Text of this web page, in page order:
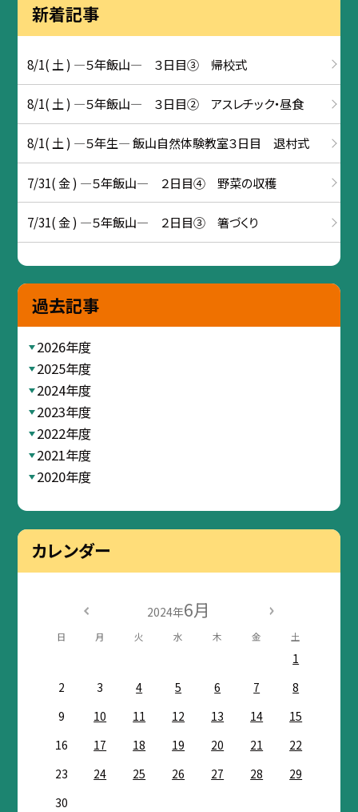
新着記事
8/1( 土 ) ―５年飯山― ３日目③ 帰校式
8/1( 土 ) ―５年飯山― ３日目② アスレチック・昼食
8/1( 土 ) ―５年生― 飯山自然体験教室３日目 退村式
7/31( 金 ) ―５年飯山― ２日目④ 野菜の収穫
7/31( 金 ) ―５年飯山― ２日目③ 箸づくり
過去記事
2026年度
2025年度
2024年度
2023年度
2022年度
2021年度
2020年度
カレンダー
2024年6月
日 月 火 水 木 金 土
1
2
3 4 5 6 7
8
9
10 11 12 13 14
15
16
17 18 19 20 21
22
23
24 25 26 27 28
29
30